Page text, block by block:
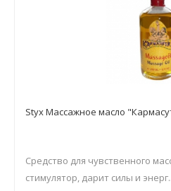
Styx Массажное масло
Средство для чувственного
стимулятор, дарит силы и